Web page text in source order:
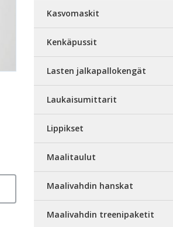
Kasvomaskit
Kenkäpussit
Lasten jalkapallokengät
Laukaisumittarit
Lippikset
Maalitaulut
Maalivahdin hanskat
Maalivahdin treenipaketit